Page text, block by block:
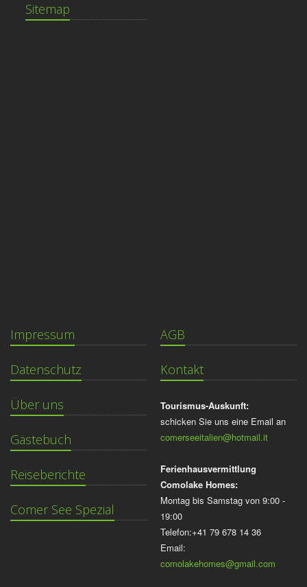
Sitemap
Impressum
Datenschutz
Über uns
Gästebuch
Reiseberichte
Comer See Spezial
AGB
Kontakt
Tourismus-Auskunft:
schicken Sie uns eine Email an
comerseeitalien@hotmail.it
Ferienhausvermittlung
Comolake Homes:
Montag bis Samstag von 9:00 -
19:00
Telefon:+41 79 678 14 36
Email:
comolakehomes@gmail.com